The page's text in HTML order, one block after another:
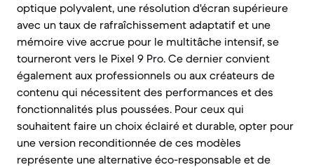
optique polyvalent, une résolution d'écran supérieure
avec un taux de rafraîchissement adaptatif et une
mémoire vive accrue pour le multitâche intensif, se
tourneront vers le Pixel 9 Pro. Ce dernier convient
également aux professionnels ou aux créateurs de
contenu qui nécessitent des performances et des
fonctionnalités plus poussées. Pour ceux qui
souhaitent faire un choix éclairé et durable, opter pour
une version reconditionnée de ces modèles
représente une alternative éco-responsable et de